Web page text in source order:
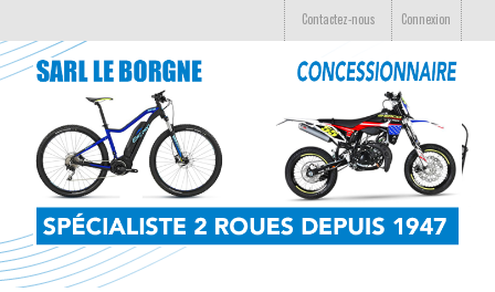
Connexion
Contactez-nous